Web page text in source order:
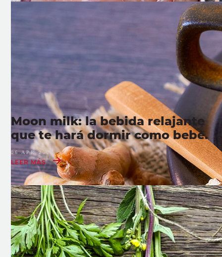
Moon milk: la bebida relajante
que te hará dormir como bebe.
06 APR 2022
LEER MÁS